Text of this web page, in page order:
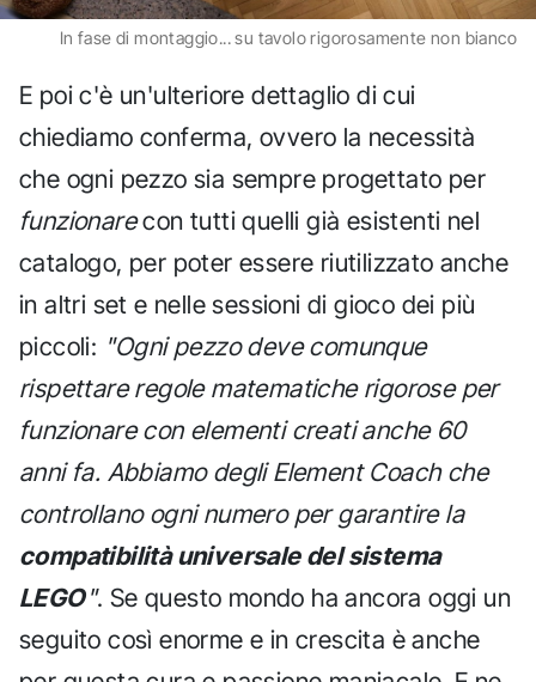
In fase di montaggio... su tavolo rigorosamente non bianco
E poi c'è un'ulteriore dettaglio di cui
chiediamo conferma, ovvero la necessità
che ogni pezzo sia sempre progettato per
funzionarecon tutti quelli già esistenti nel
catalogo, per poter essere riutilizzato anche
in altri set e nelle sessioni di gioco dei più
piccoli: "Ogni pezzo deve comunque
rispettare regole matematiche rigorose per
funzionare con elementi creati anche 60
anni fa. Abbiamo degli Element Coach che
controllano ogni numero per garantire la
compatibilità universale del sistema
LEGO". Se questo mondo ha ancora oggi un
seguito così enorme e in crescita è anche